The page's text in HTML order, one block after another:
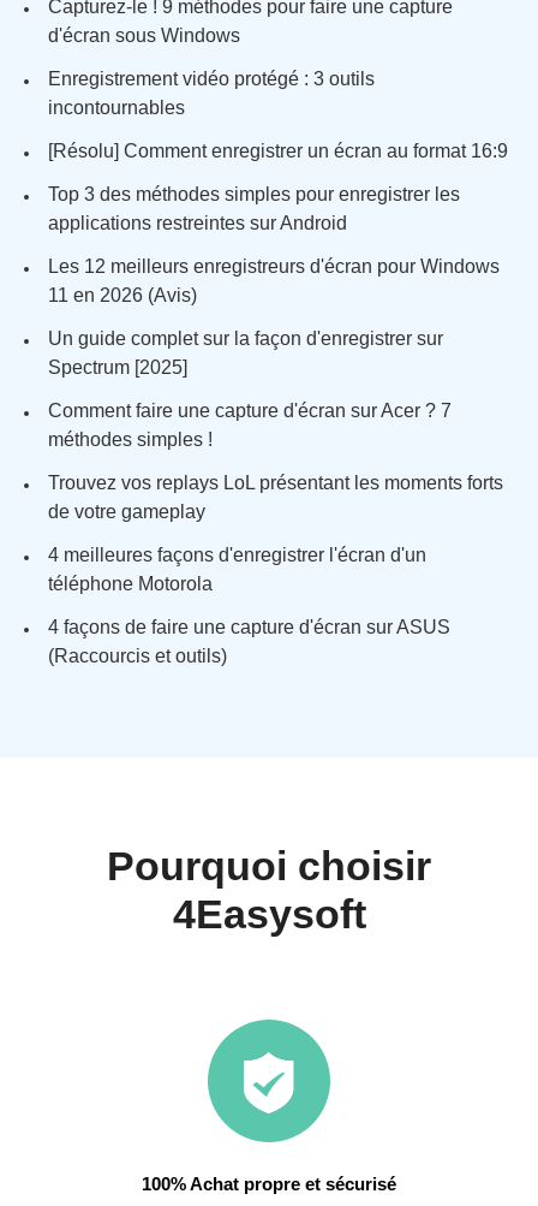
Capturez-le ! 9 méthodes pour faire une capture
d'écran sous Windows
Enregistrement vidéo protégé : 3 outils
incontournables
[Résolu] Comment enregistrer un écran au format 16:9
Top 3 des méthodes simples pour enregistrer les
applications restreintes sur Android
Les 12 meilleurs enregistreurs d'écran pour Windows
11 en 2026 (Avis)
Un guide complet sur la façon d'enregistrer sur
Spectrum [2025]
Comment faire une capture d'écran sur Acer ? 7
méthodes simples !
Trouvez vos replays LoL présentant les moments forts
de votre gameplay
4 meilleures façons d'enregistrer l'écran d'un
téléphone Motorola
4 façons de faire une capture d'écran sur ASUS
(Raccourcis et outils)
Pourquoi choisir
4Easysoft
100% Achat propre et sécurisé